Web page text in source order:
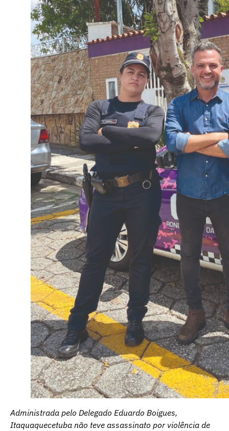
Administrada pelo Delegado Eduardo Boigues,
Itaquaquecetuba não teve assassinato por violência de